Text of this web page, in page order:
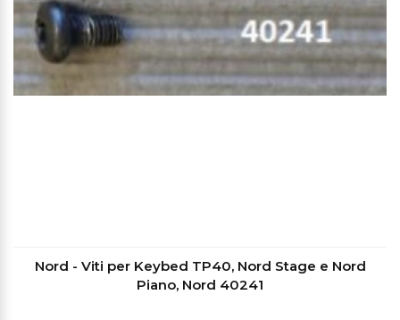
Nord - Viti per Keybed TP40, Nord Stage e Nord
Piano, Nord 40241